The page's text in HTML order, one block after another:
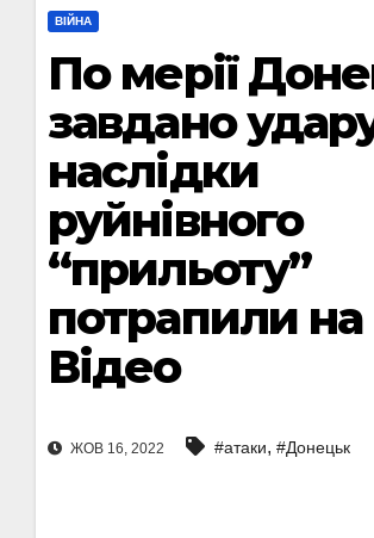
ВІЙНА
По мерії
завдано
наслідки
руйнівного
“прильоту”
потрапили на
Відео
ЖОВ 16, 2022 #атаки, #Донецьк